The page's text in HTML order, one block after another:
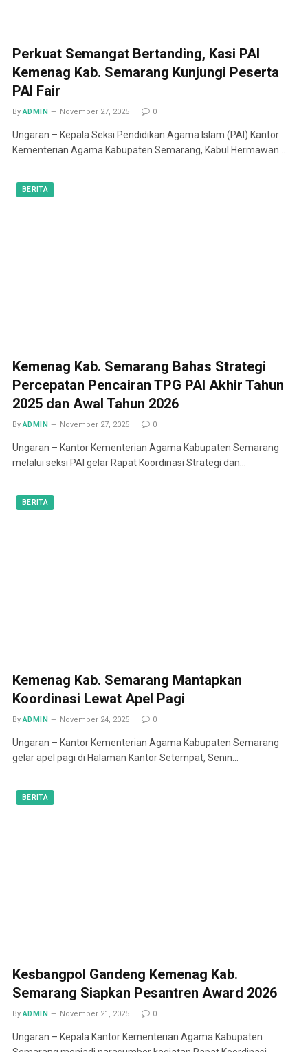
Perkuat Semangat Bertanding, Kasi PAI
Kemenag Kab. Semarang Kunjungi Peserta
PAI Fair
By ADMIN November 27, 2025 0
Ungaran – Kepala Seksi Pendidikan Agama Islam (PAI) Kantor
Kementerian Agama Kabupaten Semarang, Kabul Hermawan…
BERITA
Kemenag Kab. Semarang Bahas Strategi
Percepatan Pencairan TPG PAI Akhir Tahun
2025 dan Awal Tahun 2026
By ADMIN November 27, 2025 0
Ungaran – Kantor Kementerian Agama Kabupaten Semarang
melalui seksi PAI gelar Rapat Koordinasi Strategi dan…
BERITA
Kemenag Kab. Semarang Mantapkan
Koordinasi Lewat Apel Pagi
By ADMIN November 24, 2025 0
Ungaran – Kantor Kementerian Agama Kabupaten Semarang
gelar apel pagi di Halaman Kantor Setempat, Senin…
BERITA
Kesbangpol Gandeng Kemenag Kab.
Semarang Siapkan Pesantren Award 2026
By ADMIN November 21, 2025 0
Ungaran – Kepala Kantor Kementerian Agama Kabupaten